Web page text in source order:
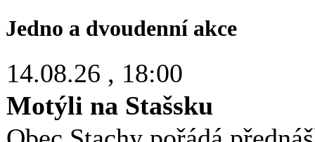
Jedno a dvoudenní akce
14.08.26 , 18:00
Motýli na Stašsku